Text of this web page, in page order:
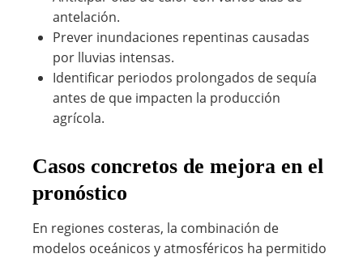
antelación.
Prever inundaciones repentinas causadas
por lluvias intensas.
Identificar periodos prolongados de sequía
antes de que impacten la producción
agrícola.
Casos concretos de mejora en el
pronóstico
En regiones costeras, la combinación de
modelos oceánicos y atmosféricos ha permitido